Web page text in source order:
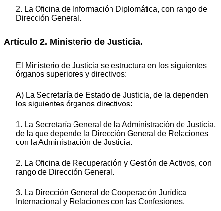
2. La Oficina de Información Diplomática, con rango de
Dirección General.
Artículo 2. Ministerio de Justicia.
El Ministerio de Justicia se estructura en los siguientes
órganos superiores y directivos:
A) La Secretaría de Estado de Justicia, de la dependen
los siguientes órganos directivos:
1. La Secretaría General de la Administración de Justicia,
de la que depende la Dirección General de Relaciones
con la Administración de Justicia.
2. La Oficina de Recuperación y Gestión de Activos, con
rango de Dirección General.
3. La Dirección General de Cooperación Jurídica
Internacional y Relaciones con las Confesiones.